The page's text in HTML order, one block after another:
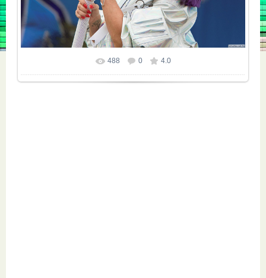
Размер фотографии: 1823x1260
488 0 4.0